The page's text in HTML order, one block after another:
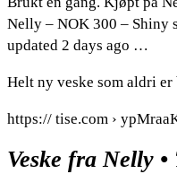
Nelly – NOK 300 – Shiny
updated 2 days ago …
Helt ny veske som aldri
https:// tise.com ›
Veske fra Nelly •